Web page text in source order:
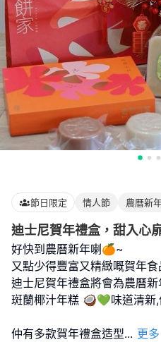
節日限定 情人節 農曆新
迪士尼賀年禮盒，甜入心
好快到農曆新年喇🍊~
又點少得豐富又精緻嘅賀年食
迪士尼賀年禮盒將會為農曆新
斑蘭椰汁年糕 🥥💚味道清新,
仲有多款賀年禮盒造型... 更多